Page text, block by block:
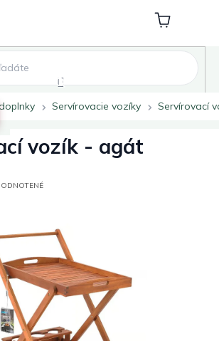
Nákupný
košík
Servírovacie vozíky Servírovací
vozík - agát